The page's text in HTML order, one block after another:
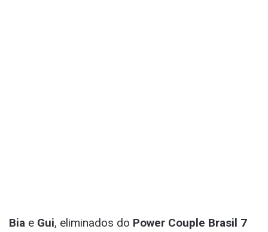
Bia e Gui, eliminados do Power Couple Brasil 7